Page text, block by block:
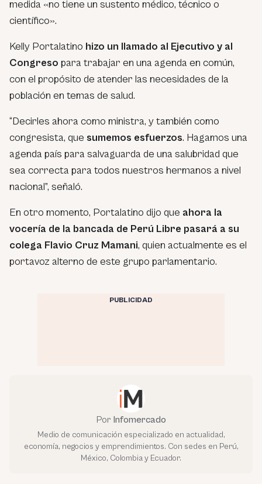
medida «no tiene un sustento médico, técnico o
científico».
Kelly Portalatino hizo un llamado al Ejecutivo y al
Congreso para trabajar en una agenda en común,
con el propósito de atender las necesidades de la
población en temas de salud.
“Decirles ahora como ministra, y también como
congresista, que sumemos esfuerzos. Hagamos una
agenda país para salvaguarda de una salubridad que
sea correcta para todos nuestros hermanos a nivel
nacional”, señaló.
En otro momento, Portalatino dijo que ahora la
vocería de la bancada de Perú Libre pasará a su
colega Flavio Cruz Mamani, quien actualmente es el
portavoz alterno de este grupo parlamentario.
PUBLICIDAD
Por Infomercado
Medio de comunicación especializado en actualidad,
economía, negocios y emprendimientos. Con sedes en Perú,
México, Colombia y Ecuador.